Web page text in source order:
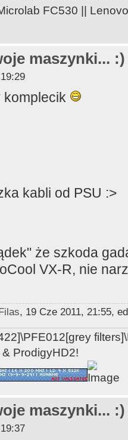
FC530 ||
maszynki... :)
komplecik
kabli od PSU :>
że szkoda
VX-R, nie
, 19 Cze 2011, 21:55,
ProdigyHD2!
maszynki... :)